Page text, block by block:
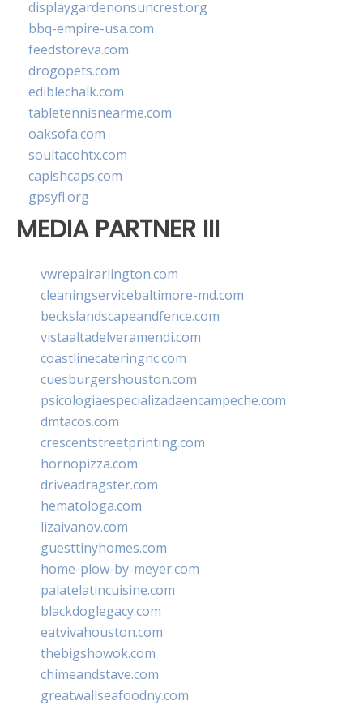
displaygardenonsuncrest.org
bbq-empire-usa.com
feedstoreva.com
drogopets.com
ediblechalk.com
tabletennisnearme.com
oaksofa.com
soultacohtx.com
capishcaps.com
gpsyfl.org
MEDIA PARTNER III
vwrepairarlington.com
cleaningservicebaltimore-md.com
beckslandscapeandfence.com
vistaaltadelveramendi.com
coastlinecateringnc.com
cuesburgershouston.com
psicologiaespecializadaencampeche.com
dmtacos.com
crescentstreetprinting.com
hornopizza.com
driveadragster.com
hematologa.com
lizaivanov.com
guesttinyhomes.com
home-plow-by-meyer.com
palatelatincuisine.com
blackdoglegacy.com
eatvivahouston.com
thebigshowok.com
chimeandstave.com
greatwallseafoodny.com